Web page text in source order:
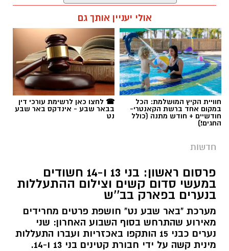
תגים:משטרה
קרדיט: משטרת ישראל
אולי יעניין אותך גם
חוויית הקיץ המושלמת: הכל
במקום אחד ברשת הקאנטרי-
חודשיים + חודש מתנה (כולל
החגים!)
☎ לחצו כאן לרשימת עורכי דין
בבאר שבע - אינדקס באר שבע
נט
חדשות
פרסום ראשון: בני 13 ו-14 חשודים
במעשי סדום קשים וצילום ההתעללות
בנערים בפארק בב''ש
מערכת "באר שבע נט" חושפת פרטים מחרידים
מאירוע שהתרחש בסוף השבוע האחרון: שני
נערים כבני 15 הותקפו באכזריות ועברו התעללות
מינית קשה על ידי חבורת קטינים בני 13 ו-14.